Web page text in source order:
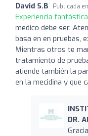
David S.B Publicada en
Experiencia
medico debe ser.
basa en en pruebas,
Mientras otros te
tratamiento de
atiende también la
en la mecidina y que
DR.